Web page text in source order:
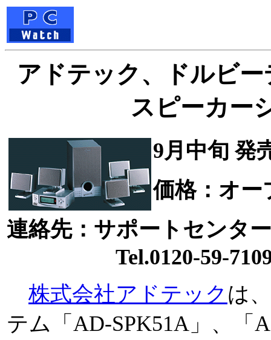
アドテック、ドルビ
スピーカー
9月中旬 発
価格：オー
連絡先：サポートセンター
Tel.0120-59-
株式会社アドテック は
テム「AD-SPK51A」、「